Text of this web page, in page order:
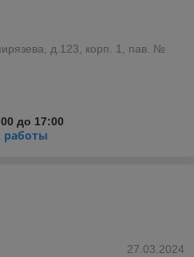
д.123, корп. 1, пав. №
до 17:00
работы
27.03.2024